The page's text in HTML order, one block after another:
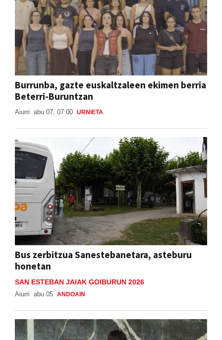
Burrunba, gazte euskaltzaleen ekimen berria
Beterri-Buruntzan
Aiurri abu 07, 07:00 URNIETA
Bus zerbitzua Sanestebanetara, asteburu
honetan
SAN ESTEBAN JAIAK GOIBURUN 2026
Aiurri abu 05 ANDOAIN